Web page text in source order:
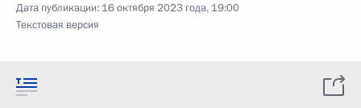
Дата публикации: 16 октября 2023 года, 19:00
Текстовая версия